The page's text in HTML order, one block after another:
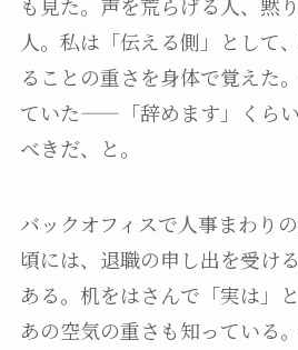
も見た。声を荒らげる人、黙
人。私は「伝える側」として
ることの重さを身体で覚えた
ていた——「辞めます」くら
べきだ、と。
バックオフィスで人事まわり
頃には、退職の申し出を受け
ある。机をはさんで「実は」
あの空気の重さも知っている